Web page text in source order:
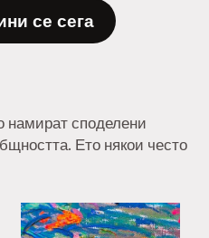
се сега
намират споделени
Ето някои често